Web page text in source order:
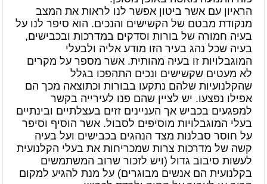
הראיון עם אשר ביטון אפשר לנו לראות את המצב
מנקודת מבטם של הקשישים והנכים. הוא סיפר לנו על
בעיה חמורה של בורות וסדקים במדרכות ובכבישים,
בעיה שכל נהג בעיר הזו מודע אליה ולבעלי
המוגבלויות זו בעיה מהותית. אשר מספר על מקרים
לא מעטים שקשישים ונכים התהפכו בגלל
שהקלנועיות שלהם נתקעו בבורות וכתוצאה מכך הם
אפילו נפצעו. יש לציין שהם פנו לעירייה בקשר
למפגעים בכביש אך העניינים זזים בעצלתיים ובינתיים
בעלי המוגבלויות מוסיפים לסבול. אשר הוסיף וסיפר
על חוסר סבלנות מצד הנהגים בכבישים ועל בעיה
קשה של מדרכות צרות שמכריחות את בעלי הקלנועית
לעשות סיבוב גדול (ויש לזכור שרוב המשתמשים
בקלנועית הם אנשים מבוגרים) על מנת להגיע למקום